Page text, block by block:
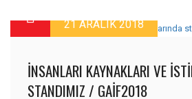
21 ARALIK 2018
İNSANLARI KAYNAKLARI VE
STANDIMIZ / GAİF2018